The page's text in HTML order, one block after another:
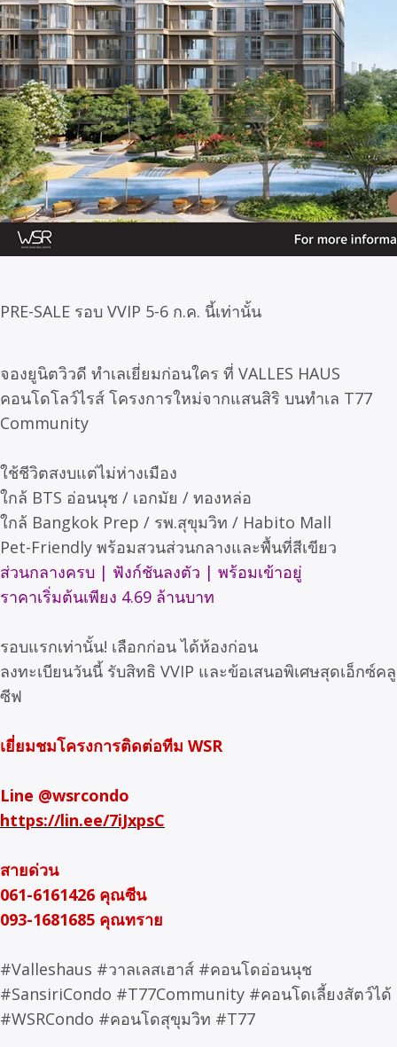
PRE-SALE รอบ VVIP 5-6 ก.ค. นี้เท่านั้น
จองยูนิตวิวดี ทำเลเยี่ยมก่อนใคร ที่ VALLES HAUS
คอนโดโลว์ไรส์ โครงการใหม่จากแสนสิริ บนทำเล T77
Community
ใช้ชีวิตสงบแต่ไม่ห่างเมือง
ใกล้ BTS อ่อนนุช / เอกมัย / ทองหล่อ
ใกล้ Bangkok Prep / รพ.สุขุมวิท / Habito Mall
Pet-Friendly พร้อมสวนส่วนกลางและพื้นที่สีเขียว
ส่วนกลางครบ | ฟังก์ชันลงตัว | พร้อมเข้าอยู่
ราคาเริ่มต้นเพียง 4.69 ล้านบาท
รอบแรกเท่านั้น! เลือกก่อน ได้ห้องก่อน
ลงทะเบียนวันนี้ รับสิทธิ VVIP และข้อเสนอพิเศษสุดเอ็กซ์คลู
ซีฟ
เยี่ยมชมโครงการติดต่อทีม WSR
Line @wsrcondo
https://lin.ee/7iJxpsC
สายด่วน
061-6161426 คุณซีน
093-1681685 คุณทราย
#Valleshaus #วาลเลสเฮาส์ #คอนโดอ่อนนุช
#SansiriCondo #T77Community #คอนโดเลี้ยงสัตว์ได้
#WSRCondo #คอนโดสุขุมวิท #T77